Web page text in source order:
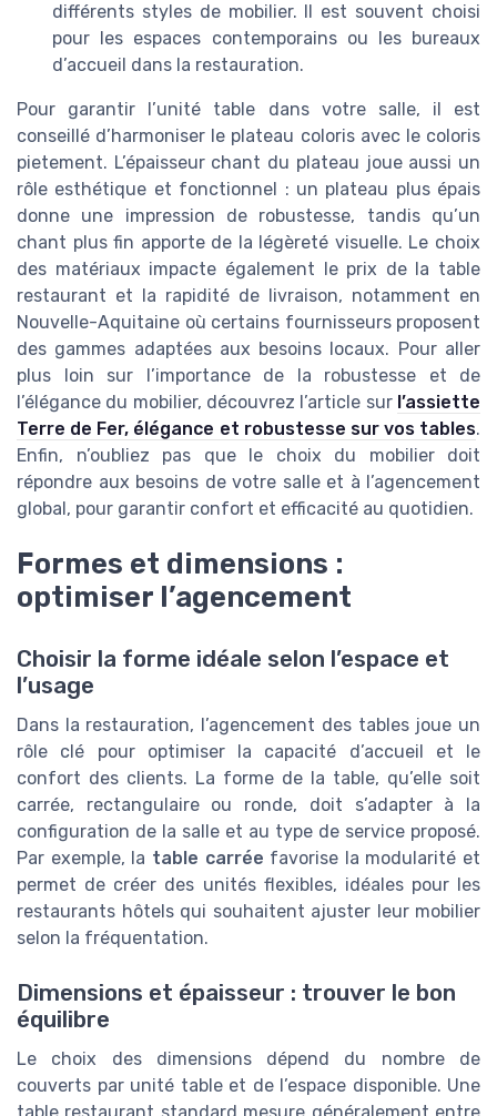
différents styles de mobilier. Il est souvent choisi
pour les espaces contemporains ou les bureaux
d’accueil dans la restauration.
Pour garantir l’unité table dans votre salle, il est
conseillé d’harmoniser le plateau coloris avec le coloris
pietement. L’épaisseur chant du plateau joue aussi un
rôle esthétique et fonctionnel : un plateau plus épais
donne une impression de robustesse, tandis qu’un
chant plus fin apporte de la légèreté visuelle. Le choix
des matériaux impacte également le prix de la table
restaurant et la rapidité de livraison, notamment en
Nouvelle-Aquitaine où certains fournisseurs proposent
des gammes adaptées aux besoins locaux. Pour aller
plus loin sur l’importance de la robustesse et de
l’élégance du mobilier, découvrez l’article sur l’assiette
Terre de Fer, élégance et robustesse sur vos tables.
Enfin, n’oubliez pas que le choix du mobilier doit
répondre aux besoins de votre salle et à l’agencement
global, pour garantir confort et efficacité au quotidien.
Formes et dimensions :
optimiser l’agencement
Choisir la forme idéale selon l’espace et
l’usage
Dans la restauration, l’agencement des tables joue un
rôle clé pour optimiser la capacité d’accueil et le
confort des clients. La forme de la table, qu’elle soit
carrée, rectangulaire ou ronde, doit s’adapter à la
configuration de la salle et au type de service proposé.
Par exemple, la table carrée favorise la modularité et
permet de créer des unités flexibles, idéales pour les
restaurants hôtels qui souhaitent ajuster leur mobilier
selon la fréquentation.
Dimensions et épaisseur : trouver le bon
équilibre
Le choix des dimensions dépend du nombre de
couverts par unité table et de l’espace disponible. Une